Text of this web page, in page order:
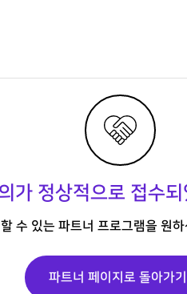
가 정상적으로 접수
수 있는 파트너 프로그램을 원
파트너 페이지로 돌아가기